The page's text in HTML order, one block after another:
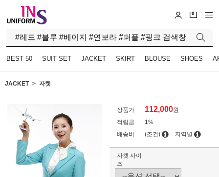
0
BEST 50 SUIT SET JACKET SKIRT BLOUSE SHOES
JACKET 자켓
상품가 112,000원
적립금
1%
배송비
(조건) 지역별
자켓 사이
즈